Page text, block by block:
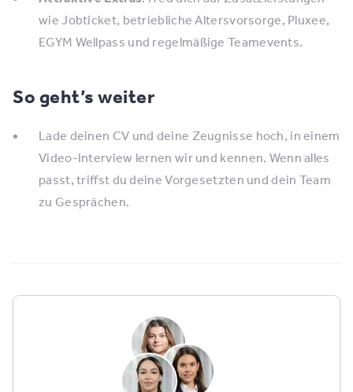
wie Jobticket, betriebliche Altersvorsorge, Pluxee,
EGYM Wellpass und regelmäßige Teamevents.
So geht’s weiter
Lade deinen CV und deine Zeugnisse hoch, in einem
Video-Interview lernen wir und kennen. Wenn alles
passt, triffst du deine Vorgesetzten und dein Team
zu Gesprächen.